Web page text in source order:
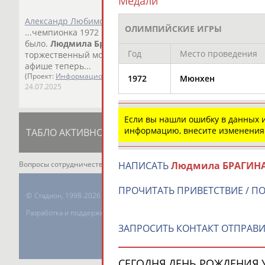
Александр Любимов: Людмила - Вы Супер Класс!
...чемпионка 1972 и рекордсменки мира - легендарной
было. Людмила Брагина
торжественный момент -Людмила Брагинаставит свой
афише теперь...
(Проект: Информационное агентство СТАДИОН)
24.07.2025
ТАБЛО АКТИВНОСТИ ЦЕЛИ ПРОЕКТА
Вопросы сотрудничества и совместной деятельности
© Стадион, 1998-2026
Разработка и поддержка ООО НАИТ «Стадион»
ОЛИМПИЙСКИЕ ИГРЫ
Год Место проведения
1972 Мюнхен
Если вы нашли ошибку в данных
информацию, внесите изменения
НАПИСАТЬЛюдмила
ПРОЧИТАТЬ ПРИВЕТСТВИЕ /
ЗАПРОСИТЬ КОНТАКТ